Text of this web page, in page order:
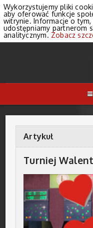
Artykuł
Turniej
Wykorzystujemy pliki
aby oferować funkcje
witrynie. Informacje o
udostępniamy partnerom
analitycznym. Zobacz